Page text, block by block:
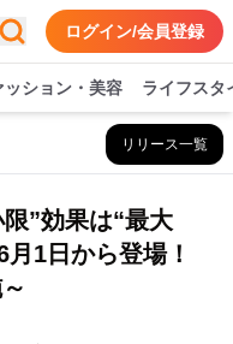
ログイン/会員登録
ッション・美容 ライフスタ
リリース一覧
”効果は“最大
1日から登場！